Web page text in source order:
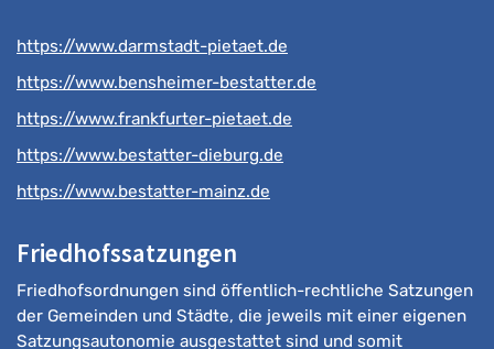
https://www.darmstadt-pietaet.de
https://www.bensheimer-bestatter.de
https://www.frankfurter-pietaet.de
https://www.bestatter-dieburg.de
https://www.bestatter-mainz.de
Friedhofssatzungen
Friedhofsordnungen sind öffentlich-rechtliche Satzungen
der Gemeinden und Städte, die jeweils mit einer eigenen
Satzungsautonomie ausgestattet sind und somit